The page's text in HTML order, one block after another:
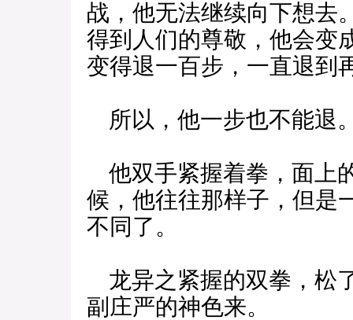
战，他无法继续向下想去
得到人们的尊敬，他会变
变得退一百步，一直退到
所以，他一步也不能退
他双手紧握着拳，面上
候，他往往那样子，但是
不同了。
龙异之紧握的双拳，松
副庄严的神色来。